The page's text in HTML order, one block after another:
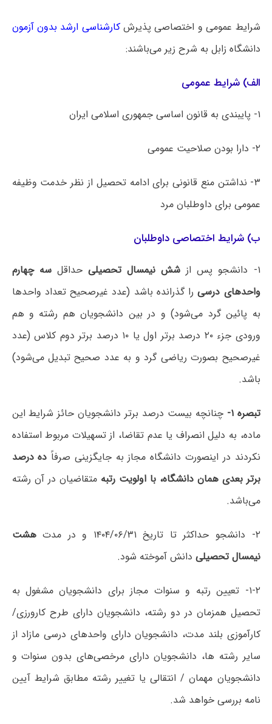
شرایط عمومی و اختصاصی پذیرشکارشناسی ارشد بدون آزمون
دانشگاه ‌زابل به شرح زیر می‌باشند:
الف) شرایط عمومی
۱- پایبندی به قانون اساسی جمهوری اسلامی ایران
۲- دارا بودن صلاحیت عمومی
۳- نداشتن منع قانونی برای ادامه تحصیل از نظر خدمت وظیفه
عمومی برای داوطلبان مرد
ب) شرایط اختصاصی داوطلبان
۱- دانشجو پس از شش نیمسال تحصیلی حداقل سه چهارم
واحدهای درسیرا گذرانده باشد (عدد غیرصحیح تعداد واحدها
به پائین گرد می‌شود) و در بین دانشجویان هم رشته و هم
ورودی جزء ۲۰ درصد برتر اول یا ۱۰ درصد برتر دوم کلاس (عدد
غیرصحیح بصورت ریاضی گرد و به عدد صحیح تبدیل می‌شود)
باشد.
تبصره ۱-
چنانچه بیست درصد برتر دانشجویان حائز شرایط این
ماده، به دلیل انصراف یا عدم تقاضا، از تسهیلات مربوط استفاده
نکردند در اینصورت دانشگاه مجاز به جایگزینی صرفاً ده درصد
برتر بعدی همان دانشگاه، با اولویت رتبه متقاضیان در آن رشته
می‌باشد.
۲- دانشجو حداکثر تا تاریخ ۱۴۰۴/۰۶/۳۱ و در مدت
هشت
نیمسال تحصیلی دانش آموخته شود.
۱-۲- تعیین رتبه و سنوات مجاز برای دانشجویان مشغول به
تحصیل همزمان در دو رشته، دانشجویان دارای طرح کارورزی/
کارآموزی بلند مدت، دانشجویان دارای واحدهای درسی مازاد از
سایر رشته ها، دانشجویان دارای مرخصی‌های بدون سنوات و
دانشجویان مهمان / انتقالی یا تغییر رشته مطابق شرایط آیین
نامه بررسی خواهد شد.